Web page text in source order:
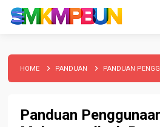
HOME PANDUAN PANDUAN PENGGUNAAN
Panduan